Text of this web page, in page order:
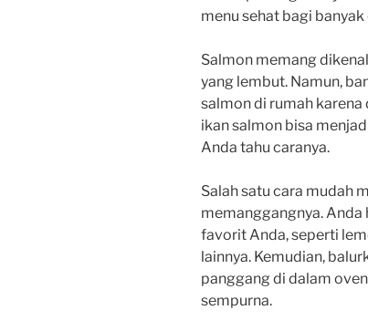
menu sehat bagi banyak
Salmon memang
yang lembut. Namun,
salmon di rumah karena
ikan salmon bisa
Anda tahu caranya.
Salah satu cara mudah
memanggangnya.
favorit Anda, seperti
lainnya. Kemudian,
panggang di dalam
sempurna.